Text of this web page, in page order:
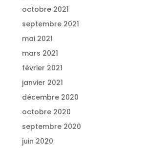
octobre 2021
septembre 2021
mai 2021
mars 2021
février 2021
janvier 2021
décembre 2020
octobre 2020
septembre 2020
juin 2020